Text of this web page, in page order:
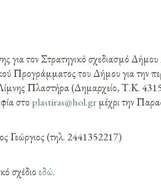
για τον Στρατηγικό σχεδιασμό
Προγράμματος του Δήμου για την
Πλαστήρα (Δημαρχείο, Τ.Κ.
στο plastiras@hol.gr μέχρι την
Γεώργιος (τηλ. 2441352217)
σχέδιο εδώ.